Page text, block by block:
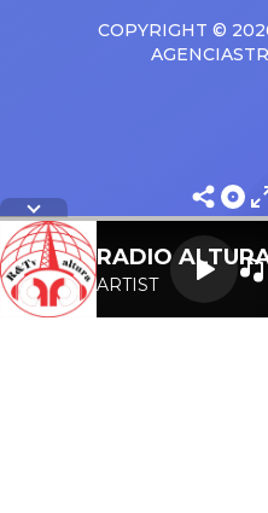
COPYRIGHT ©
RADIO
ARTIST
Letra